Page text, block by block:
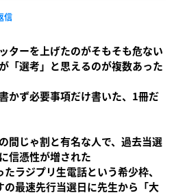
信
ターを上げたのがそもそも危ない
「選考」と思えるのが複数あった
かず必要事項だけ書いた、1冊だ
間じゃ割と有名な人で、過去当選
信憑性が増された
たラジプリ生電話という希少枠、
最速先行当選日に先生から「大